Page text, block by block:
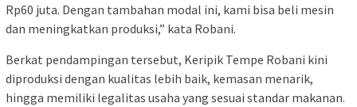
Rp60 juta. Dengan tambahan modal ini, kami bisa beli mesin
dan meningkatkan produksi,” kata Robani.
Berkat pendampingan tersebut, Keripik Tempe Robani kini
diproduksi dengan kualitas lebih baik, kemasan menarik,
hingga memiliki legalitas usaha yang sesuai standar makanan.